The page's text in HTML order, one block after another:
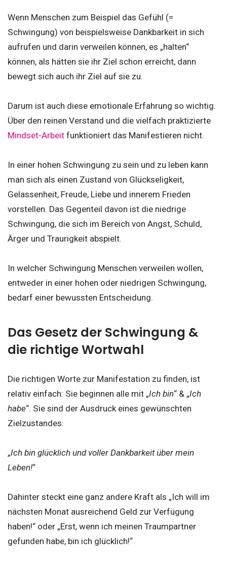
Wenn Menschen zum Beispiel das Gefühl (=
Schwingung) von beispielsweise Dankbarkeit in sich
aufrufen und darin verweilen können, es „halten“
können, als hätten sie ihr Ziel schon erreicht, dann
bewegt sich auch ihr Ziel auf sie zu.
Darum ist auch diese emotionale Erfahrung so wichtig.
Über den reinen Verstand und die vielfach praktizierte
Mindset-Arbeit funktioniert das Manifestieren nicht.
In einer hohen Schwingung zu sein und zu leben kann
man sich als einen Zustand von Glückseligkeit,
Gelassenheit, Freude, Liebe und innerem Frieden
vorstellen. Das Gegenteil davon ist die niedrige
Schwingung, die sich im Bereich von Angst, Schuld,
Ärger und Traurigkeit abspielt.
In welcher Schwingung Menschen verweilen wollen,
entweder in einer hohen oder niedrigen Schwingung,
bedarf einer bewussten Entscheidung.
Das Gesetz der Schwingung &
die richtige Wortwahl
Die richtigen Worte zur Manifestation zu finden, ist
relativ einfach: Sie beginnen alle mit „Ich bin“ & „Ich
habe“. Sie sind der Ausdruck eines gewünschten
Zielzustandes:
„Ich bin glücklich und voller Dankbarkeit über mein
Leben!“
Dahinter steckt eine ganz andere Kraft als „Ich will im
nächsten Monat ausreichend Geld zur Verfügung
haben!“ oder „Erst, wenn ich meinen Traumpartner
gefunden habe, bin ich glücklich!“